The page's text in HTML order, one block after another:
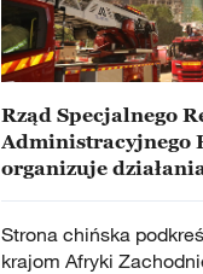
Rząd Specjalnego
Administracyjnego
organizuje
Strona chińska
krajom Afryki